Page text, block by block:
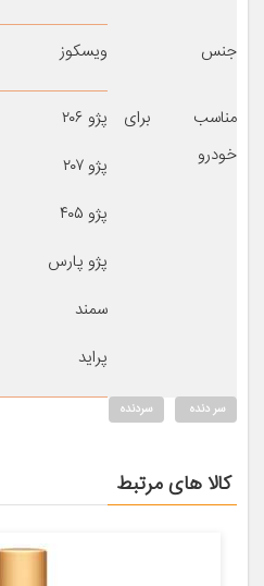
جنس ویسکوز
مناسب برای
خودرو
پژو ۲۰۶
پژو ۲۰۷
پژو ۴۰۵
پژو پارس
سمند
پراید
سر دنده سردنده
کالا های مرتبط